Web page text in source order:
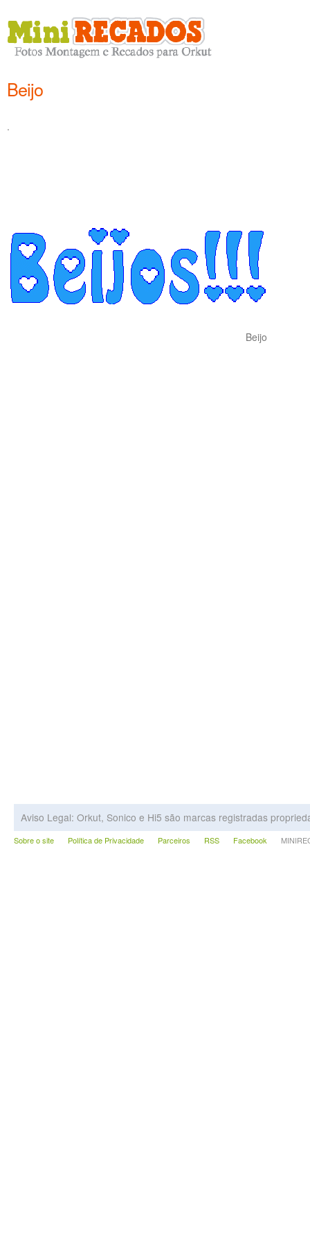
Beijo
.
Beijo
Aviso Legal: Orkut, Sonico e Hi5 são marcas registradas
Sobre o site Política de Privacidade Parceiros RSS Facebook